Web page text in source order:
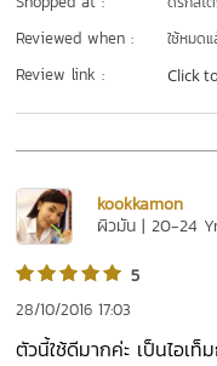
Reviewed when : ใช้หมด
Review link : Click
kookkamon
ผิวมัน | 20-24
5
28/10/2016 17:03
ตัวนี้ใช้ดีมากค่ะ เป็นไอเ